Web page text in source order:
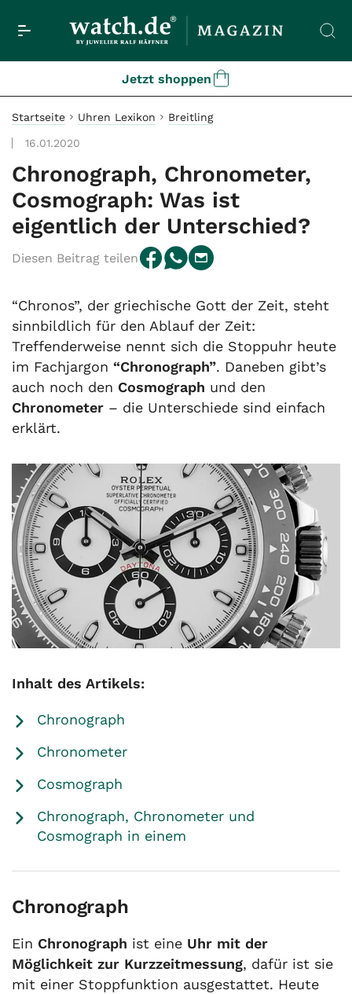
Jetzt shoppen
Startseite Uhren Lexikon Breitling
16.01.2020
Chronograph, Chronometer,
Cosmograph: Was ist
eigentlich der Unterschied?
Diesen Beitrag teilen
“Chronos”, der griechische Gott der Zeit, steht
sinnbildlich für den Ablauf der Zeit:
Treffenderweise nennt sich die Stoppuhr heute
im Fachjargon “Chronograph”. Daneben gibt’s
auch noch den Cosmograph und den
Chronometer – die Unterschiede sind einfach
erklärt.
Inhalt des Artikels:
Chronograph
Chronometer
Cosmograph
Chronograph, Chronometer und
Cosmograph in einem
Chronograph
Ein Chronograph ist eine Uhr mit der
Möglichkeit zur Kurzzeitmessung, dafür ist sie
mit einer Stoppfunktion ausgestattet. Heute